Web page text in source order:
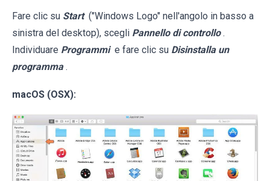
Fare clic su Start ("Windows Logo" nell'angolo in basso a
sinistra del desktop), scegli Pannello di controllo .
Individuare Programmi e fare clic su Disinstalla un
programma .
macOS (OSX):